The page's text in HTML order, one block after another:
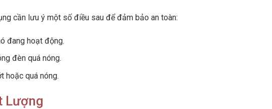
cần lưu ý một số điều sau để đảm bảo an toàn:
đang hoạt động.
đèn quá nóng.
hoặc quá nóng.
Lượng